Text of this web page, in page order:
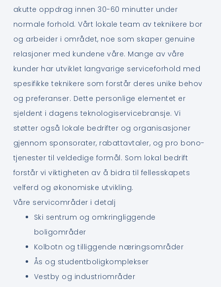
akutte oppdrag innen 30-60 minutter under
normale forhold. Vårt lokale team av teknikere bor
og arbeider i området, noe som skaper genuine
relasjoner med kundene våre. Mange av våre
kunder har utviklet langvarige serviceforhold med
spesifikke teknikere som forstår deres unike behov
og preferanser. Dette personlige elementet er
sjeldent i dagens teknologiservicebransje. Vi
støtter også lokale bedrifter og organisasjoner
gjennom sponsorater, rabattavtaler, og pro bono-
tjenester til veldedige formål. Som lokal bedrift
forstår vi viktigheten av å bidra til fellesskapets
velferd og økonomiske utvikling.
Våre servicområder i detalj
Ski sentrum og omkringliggende
boligområder
Kolbotn og tilliggende næringsområder
Ås og studentboligkomplekser
Vestby og industriområder